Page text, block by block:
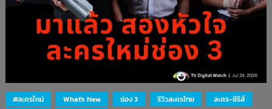
#ละครใหม่ What's New ช่อง 3 รีวิวละครไทย
ละคร-ซีรีส์